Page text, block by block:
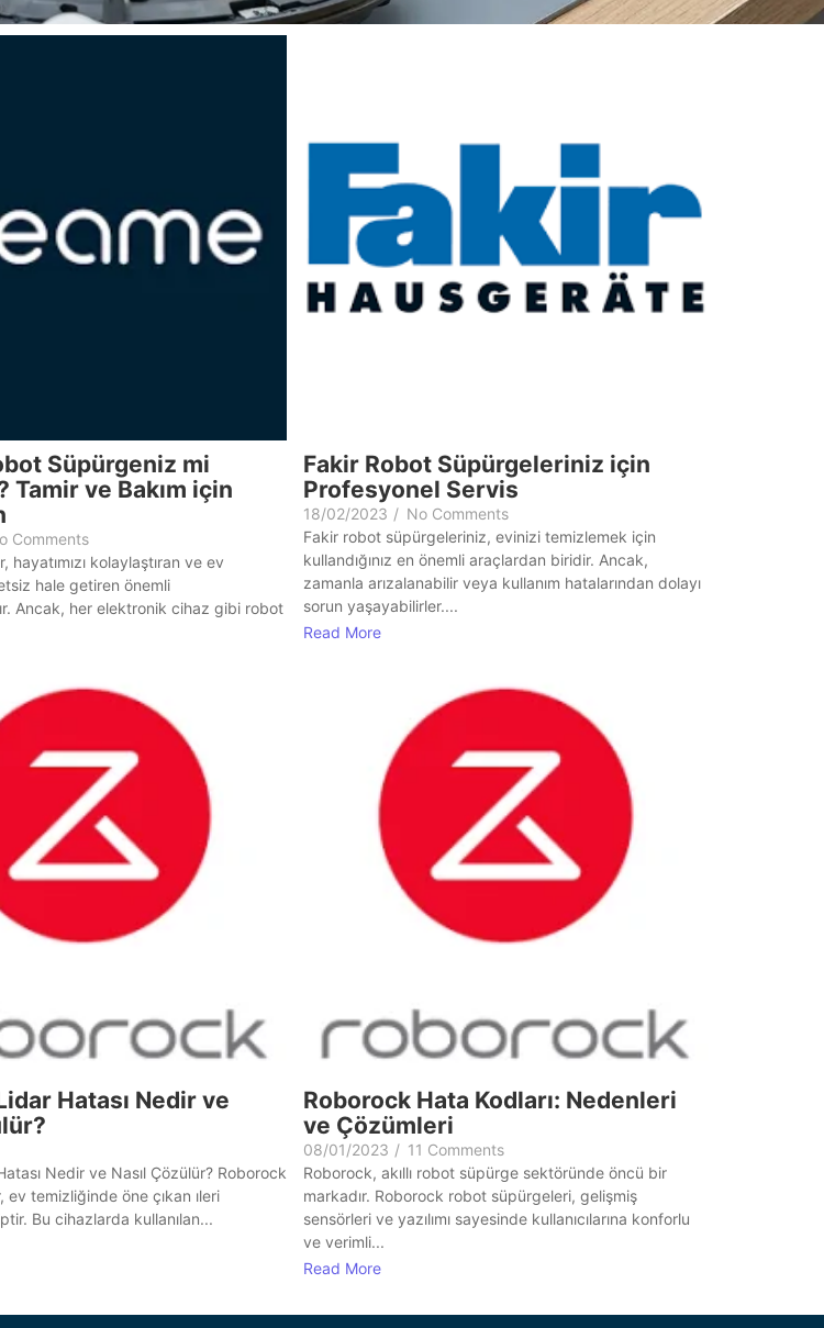
Süpürgeniz mi
Tamir ve Bakım için
Comments
hayatımızı kolaylaştıran ve ev
hale getiren önemli
Ancak, her elektronik cihaz gibi robot
Fakir Robot Süpürgeleriniz için
Profesyonel Servis
18/02/2023 / No Comments
Fakir robot süpürgeleriniz, evinizi temizlemek için
kullandığınız en önemli araçlardan biridir. Ancak,
zamanla arızalanabilir veya kullanım hatalarından dolayı
sorun yaşayabilirler....
Read More
Hatası Nedir ve
Nedir ve Nasıl Çözülür? Roborock
temizliğinde öne çıkan ıleri
Bu cihazlarda kullanılan...
Roborock Hata Kodları: Nedenleri
ve Çözümleri
08/01/2023 / 11 Comments
Roborock, akıllı robot süpürge sektöründe öncü bir
markadır. Roborock robot süpürgeleri, gelişmiş
sensörleri ve yazılımı sayesinde kullanıcılarına konforlu
ve verimli...
Read More